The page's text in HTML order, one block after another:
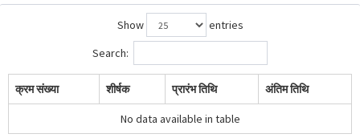
Show
entries
Search:
क्रम संख्या शीर्षक प्रारंभ तिथि अंतिम तिथि
No data available in table